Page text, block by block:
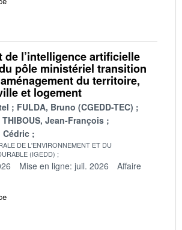
de l’intelligence artificielle
pôle ministériel transition
du territoire,
et logement
FULDA, Bruno (CGEDD-TEC)
THIBOUS, Jean-François
Cédric
DE L'ENVIRONNEMENT ET DU
(IGEDD)
Mise en ligne: juil. 2026
Affaire